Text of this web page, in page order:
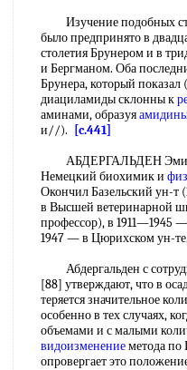
Изучение подобных
было предпринято в
столетия Брунером и в
и Бергманом. Оба
Брунера, который показал
диациламиды склонны к
аминами, образуя
и//).
[c.441]
АБДЕРГАЛЬДЕН Эмиль
Немецкий биохимик и
Окончил Базельский ун-т
в Высшей ветеринарной
профессор), в 1911—1945
1947 — в Цюрихском ун-те.
Абдергальден с
[88] утверждают, что в
теряется значительное
особенно в тех случаях,
объемами и с малыми
видоизменениеметода по
опровергает это